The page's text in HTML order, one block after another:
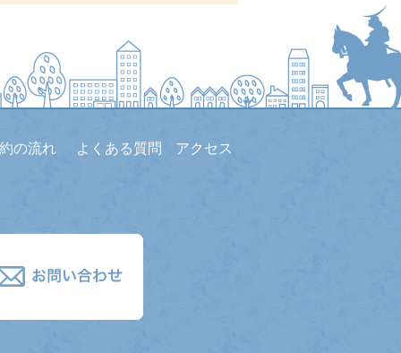
の流れ よくある質問 アクセス